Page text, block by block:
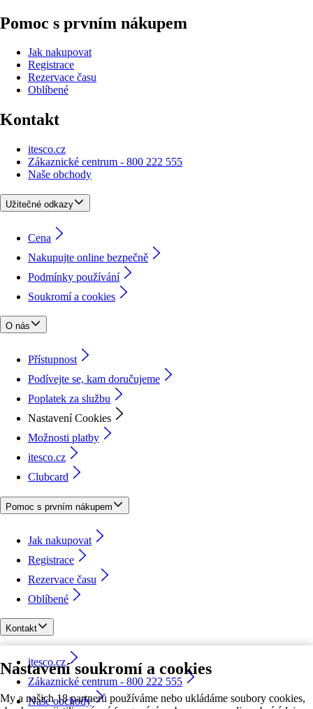
Nastavení soukromí a cookies
My a našich 18 partnerů používáme nebo ukládáme soubory cookies,
Pomoc s prvním nákupem
Jak nakupovat
Registrace
Rezervace času
Oblíbené
Kontakt
itesco.cz
Zákaznické centrum - 800 222 555
Naše obchody
Užitečné odkazy
Cena
Nakupujte online bezpečně
Podmínky používání
Soukromí a cookies
O nás
Přístupnost
Podívejte se, kam doručujeme
Poplatek za službu
Nastavení Cookies
Možnosti platby
itesco.cz
Clubcard
Pomoc s prvním nákupem
Jak nakupovat
Registrace
Rezervace času
Oblíbené
Kontakt
itesco.cz
Zákaznické centrum - 800 222 555
Naše obchody